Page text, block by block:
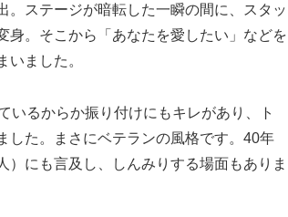
。ステージが暗転した一瞬の間に、スタッ
身。そこから「あなたを愛したい」などを
ました。
いるからか振り付けにもキレがあり、ト
した。まさにベテランの風格です。40年
にも言及し、しんみりする場面もありま